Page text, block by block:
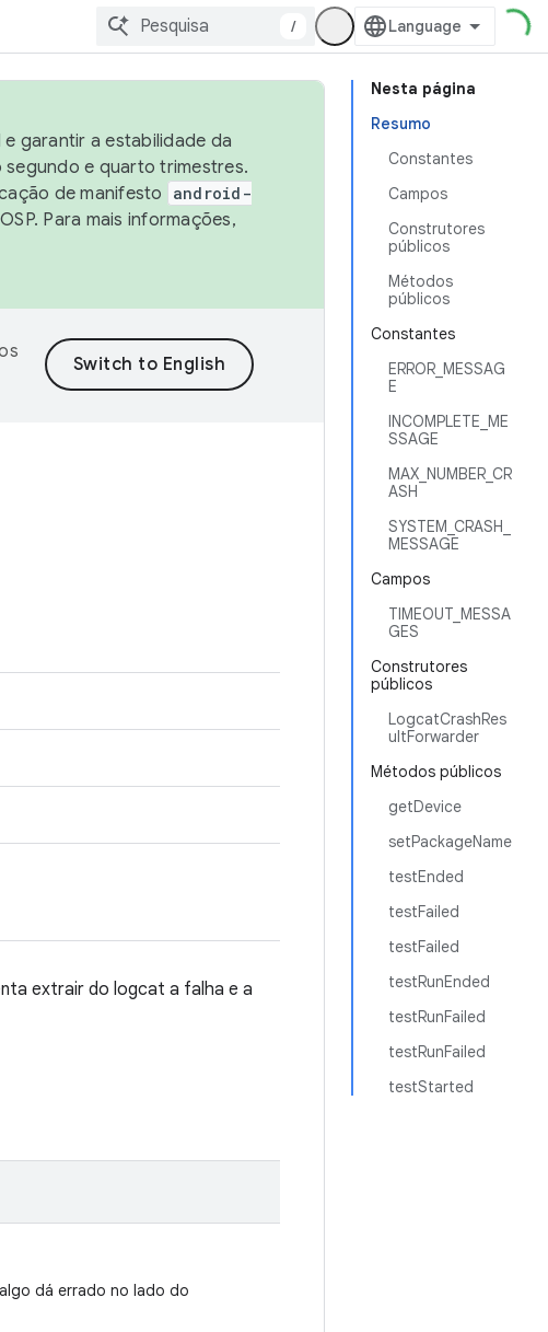
/
Nesta página
Resumo
Constantes
Campos
Construtores
públicos
Métodos
públicos
Constantes
ERROR_MESSAG
E
INCOMPLETE_ME
SSAGE
MAX_NUMBER_CR
ASH
SYSTEM_CRASH_
MESSAGE
Campos
TIMEOUT_MESSA
GES
Construtores
públicos
LogcatCrashRes
ultForwarder
Métodos públicos
getDevice
setPackageName
testEnded
testFailed
testFailed
testRunEnded
testRunFailed
testRunFailed
testStarted
garantir a estabilidade da
e quarto trimestres.
de manifesto
android-
Para mais informações,
extrair do logcat a falha e a
dá errado no lado do